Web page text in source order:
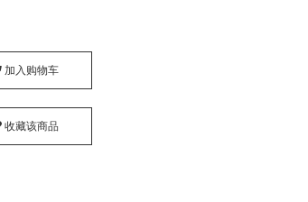
加入购物车
收藏该商品